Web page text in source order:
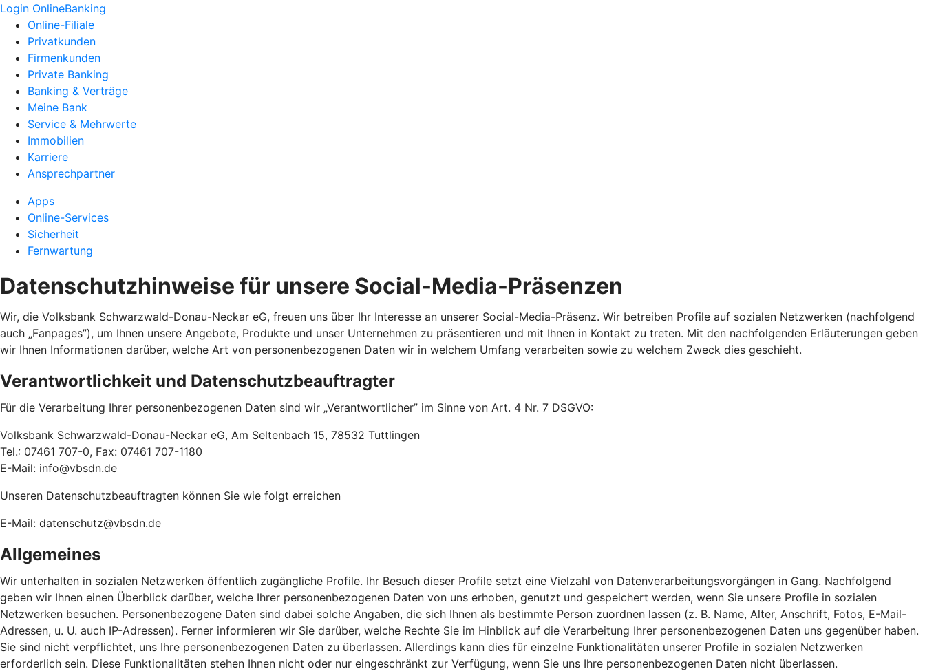
Login OnlineBanking
Online-Filiale
Privatkunden
Firmenkunden
Private Banking
Banking & Verträge
Meine Bank
Service & Mehrwerte
Immobilien
Karriere
Ansprechpartner
Apps
Online-Services
Sicherheit
Fernwartung
Datenschutzhinweise für unsere Social-Media-Präsenzen
Wir, die Volksbank Schwarzwald-Donau-Neckar eG, freuen uns über Ihr Interesse an unserer Social-Media-Präsenz. Wir betreiben Profile auf sozialen Netzwerken (nachfolgend
auch „Fanpages”), um Ihnen unsere Angebote, Produkte und unser Unternehmen zu präsentieren und mit Ihnen in Kontakt zu treten. Mit den nachfolgenden Erläuterungen geben
wir Ihnen Informationen darüber, welche Art von personenbezogenen Daten wir in welchem Umfang verarbeiten sowie zu welchem Zweck dies geschieht.
Verantwortlichkeit und Datenschutzbeauftragter
Für die Verarbeitung Ihrer personenbezogenen Daten sind wir „Verantwortlicher” im Sinne von Art. 4 Nr. 7 DSGVO:
Volksbank Schwarzwald-Donau-Neckar eG, Am Seltenbach 15, 78532 Tuttlingen
Tel.: 07461 707-0, Fax: 07461 707-1180
E-Mail: info@vbsdn.de
Unseren Datenschutzbeauftragten können Sie wie folgt erreichen
E-Mail: datenschutz@vbsdn.de
Allgemeines
Wir unterhalten in sozialen Netzwerken öffentlich zugängliche Profile. Ihr Besuch dieser Profile setzt eine Vielzahl von Datenverarbeitungsvorgängen in Gang. Nachfolgend
geben wir Ihnen einen Überblick darüber, welche Ihrer personenbezogenen Daten von uns erhoben, genutzt und gespeichert werden, wenn Sie unsere Profile in sozialen
Netzwerken besuchen. Personenbezogene Daten sind dabei solche Angaben, die sich Ihnen als bestimmte Person zuordnen lassen (z. B. Name, Alter, Anschrift, Fotos, E-Mail-
Adressen, u. U. auch IP-Adressen). Ferner informieren wir Sie darüber, welche Rechte Sie im Hinblick auf die Verarbeitung Ihrer personenbezogenen Daten uns gegenüber haben.
Sie sind nicht verpflichtet, uns Ihre personenbezogenen Daten zu überlassen. Allerdings kann dies für einzelne Funktionalitäten unserer Profile in sozialen Netzwerken
erforderlich sein. Diese Funktionalitäten stehen Ihnen nicht oder nur eingeschränkt zur Verfügung, wenn Sie uns Ihre personenbezogenen Daten nicht überlassen.